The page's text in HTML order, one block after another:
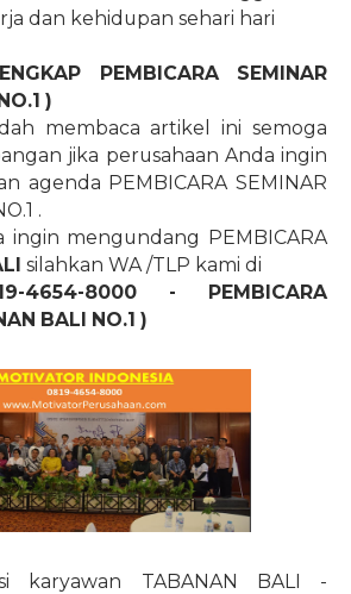
dan kehidupan sehari hari
PEMBICARA SEMINAR
)
membaca artikel ini semoga
jika perusahaan Anda ingin
agenda PEMBICARA SEMINAR
.
ingin mengundang PEMBICARA
silahkan WA /TLP kami di
4654-8000
-
PEMBICARA
BALI NO.1 )
karyawan TABANAN BALI -